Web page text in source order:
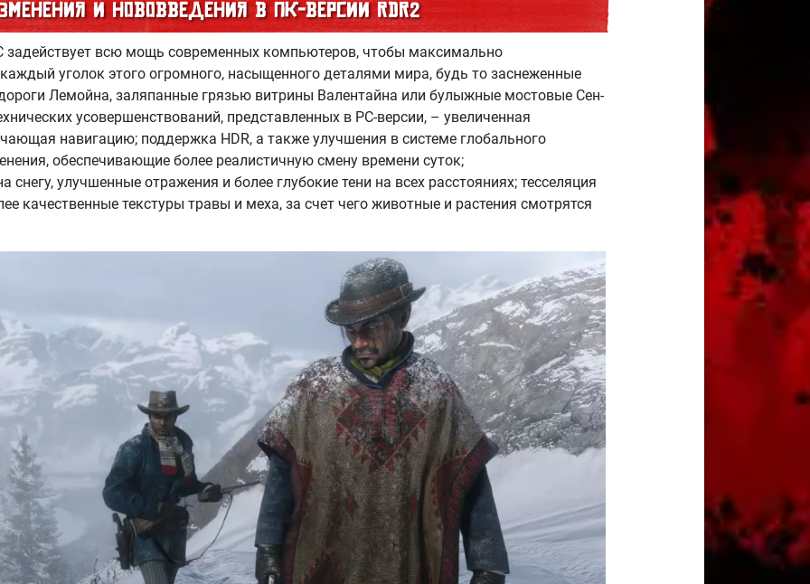
и нововведения в ПК-версии RDR2
задействует всю мощь современных компьютеров, чтобы максимально
уголок этого огромного, насыщенного деталями мира, будь то заснеженные
Лемойна, заляпанные грязью витрины Валентайна или булыжные мостовые Сен-
усовершенствований, представленных в PC-версии, – увеличенная
навигацию; поддержка HDR, а также улучшения в системе глобального
обеспечивающие более реалистичную смену времени суток;
улучшенные отражения и более глубокие тени на всех расстояниях; тесселяция
качественные текстуры травы и меха, за счет чего животные и растения смотрятся